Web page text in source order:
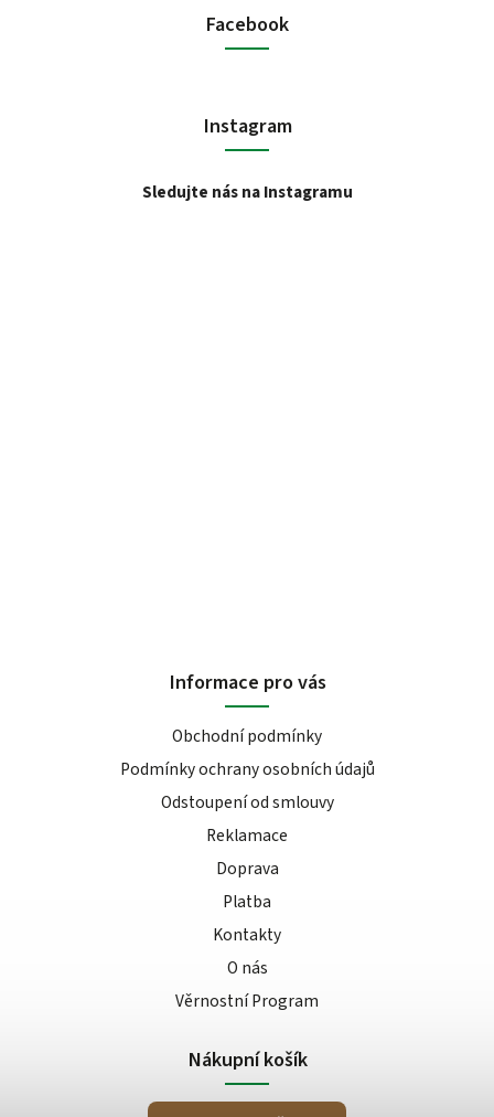
Facebook
Instagram
Sledujte nás na Instagramu
Informace pro vás
Obchodní podmínky
Podmínky ochrany osobních údajů
Odstoupení od smlouvy
Reklamace
Doprava
Platba
Kontakty
O nás
Věrnostní Program
Nákupní košík